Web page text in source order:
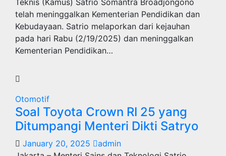
Teknis (Kamus) Satrio Somantra Broadjongono
telah meninggalkan Kementerian Pendidikan dan
Kebudayaan. Satrio melaporkan dari kejauhan
pada hari Rabu (2/19/2025) dan meninggalkan
Kementerian Pendidikan…
Otomotif
Soal Toyota Crown RI 25 yang
Ditumpangi Menteri Dikti Satryo
January 20, 2025
admin